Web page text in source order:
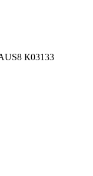
К03133